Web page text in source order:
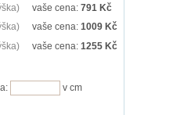
vaše cena: 791 Kč
vaše cena: 1009 Kč
vaše cena: 1255 Kč
v cm